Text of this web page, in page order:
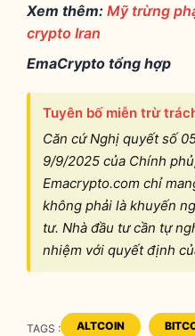
Xem thêm: Mỹ trừng
crypto Iran
EmaCrypto tổng hợp
Tuyên bố miễn trừ
Căn cứ Nghị quyết số
9/9/2025 của Chính
Emacrypto.com chỉ
không phải là khuyến
tư. Nhà đầu tư cần tự
nhiệm với quyết định
TAGS :
ALTCOIN